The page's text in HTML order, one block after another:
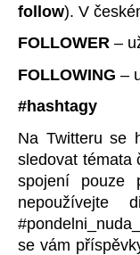
follow). V
FOLLOWER –
FOLLOWING –
#hashtagy
Na Twitteru se
sledovat témata
spojení pouze
nepoužívejte
se vám